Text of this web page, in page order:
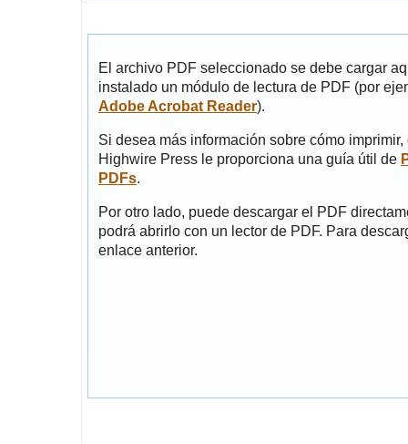
El archivo PDF seleccionado se debe cargar
instalado un módulo de lectura de PDF (por
Adobe Acrobat Reader).
Si desea más información sobre cómo
Highwire Press le proporciona una guía útil de
PDFs.
Por otro lado, puede descargar el PDF
podrá abrirlo con un lector de PDF. Para
enlace anterior.